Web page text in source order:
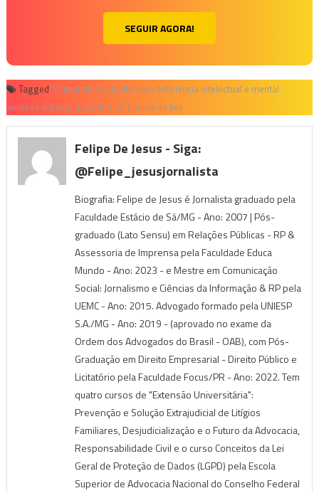
SEGUIR AGORA!
Tagged "Cuidando do adulto com deficiência intelectual e mental
severas durante a pandemia" é tema de live
Felipe De Jesus - Siga:
@felipe_jesusjornalista
Biografia: Felipe de Jesus é Jornalista graduado pela
Faculdade Estácio de Sá/MG - Ano: 2007 | Pós-
graduado (Lato Sensu) em Relações Públicas - RP &
Assessoria de Imprensa pela Faculdade Educa
Mundo - Ano: 2023 - e Mestre em Comunicação
Social: Jornalismo e Ciências da Informação & RP pela
UEMC - Ano: 2015. Advogado formado pela UNIESP
S.A./MG - Ano: 2019 - (aprovado no exame da
Ordem dos Advogados do Brasil - OAB), com Pós-
Graduação em Direito Empresarial - Direito Público e
Licitatório pela Faculdade Focus/PR - Ano: 2022. Tem
quatro cursos de "Extensão Universitária":
Prevenção e Solução Extrajudicial de Litígios
Familiares, Desjudicialização e o Futuro da Advocacia,
Responsabilidade Civil e o curso Conceitos da Lei
Geral de Proteção de Dados (LGPD) pela Escola
Superior de Advocacia Nacional do Conselho Federal